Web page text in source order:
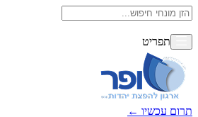
תפריט
תרום עכשיו ←